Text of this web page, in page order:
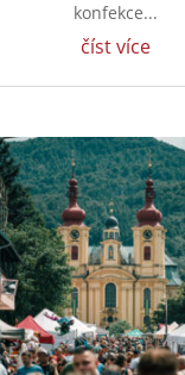
konfekce...
číst více